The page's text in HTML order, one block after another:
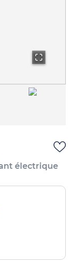
électrique